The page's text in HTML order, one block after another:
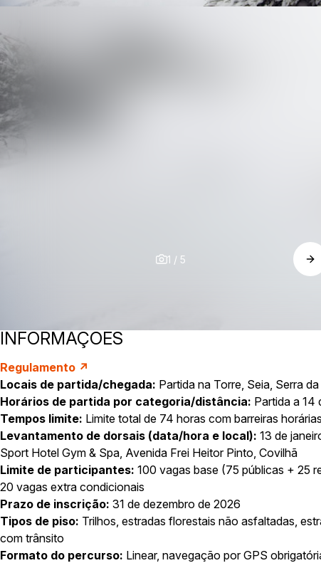
1 / 5
INFORMAÇÕES
Regulamento ↗
Locais de partida/chegada: Partida na Torre, Seia, Serra
Horários de partida por categoria/distância: Partida a 14
Tempos limite: Limite total de 74 horas com barreiras
Levantamento de dorsais (data/hora e local): 13 de
Sport Hotel Gym & Spa, Avenida Frei Heitor Pinto, Covilhã
Limite de participantes: 100 vagas base (75 públicas + 25
20 vagas extra condicionais
Prazo de inscrição: 31 de dezembro de 2026
Tipos de piso: Trilhos, estradas florestais não asfaltadas,
com trânsito
Formato do percurso: Linear, navegação por GPS